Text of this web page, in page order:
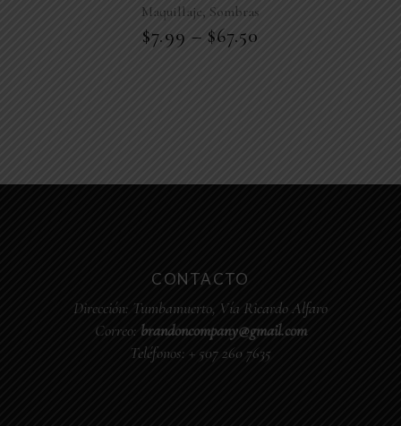
Maquillaje, Sombras
$7.99 – $67.50
CONTACTO
Dirección: Tumbamuerto, Vía Ricardo Alfaro
Correo: brandoncompany@gmail.com
Teléfonos: + 507 260 7635